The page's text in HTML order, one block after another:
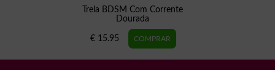
Trela BDSM Com Corrente
Dourada
€ 15.95